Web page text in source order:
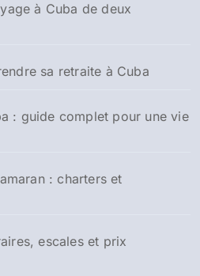
à Cuba de deux
sa retraite à Cuba
: guide complet pour une vie
: charters et
escales et prix